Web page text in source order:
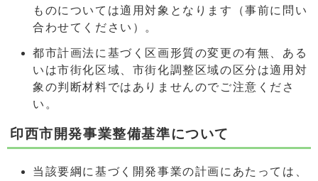
ものについては適用対象となります（事前に問い
合わせてください）。
都市計画法に基づく区画形質の変更の有無、ある
いは市街化区域、市街化調整区域の区分は適用対
象の判断材料ではありませんのでご注意くださ
い。
印西市開発事業整備基準について
当該要綱に基づく開発事業の計画にあたっては、